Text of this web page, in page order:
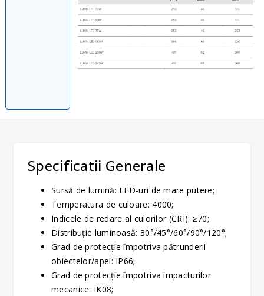
Specificatii Generale
Sursă de lumină: LED-uri de mare putere;
Temperatura de culoare: 4000;
Indicele de redare al culorilor (CRI): ≥70;
Distribuție luminoasă: 30°/45°/60°/90°/120°;
Grad de protecție împotriva pătrunderii
obiectelor/apei: IP66;
Grad de protecție împotriva impacturilor
mecanice: IK08;